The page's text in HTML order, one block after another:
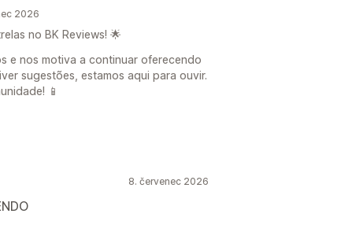
2026
no BK Reviews! 🌟
e nos motiva a continuar oferecendo
sugestões, estamos aqui para ouvir.
📱
8. červenec 2026